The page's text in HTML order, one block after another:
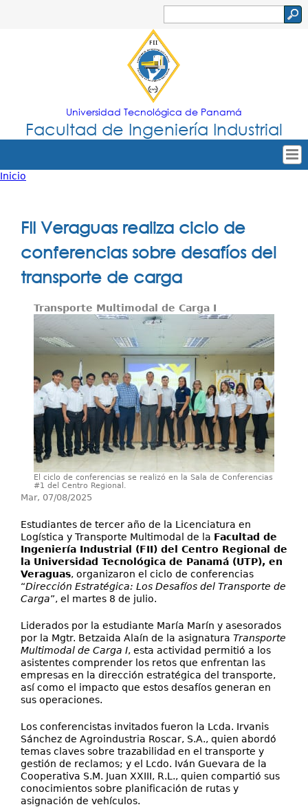
Jump to navigation
de
búsqueda
Universidad Tecnológica de Panamá
Facultad de Ingeniería Industrial
Tropical
Principal
Oferta Académica
Secretarías
Departamentos
Investigación
Servicios
está
Inicio
FII Veraguas realiza ciclo de
conferencias sobre desafíos del
transporte de carga
Transporte Multimodal de Carga I
El ciclo de conferencias se realizó en la Sala de Conferencias
#1 del Centro Regional.
Mar, 07/08/2025
Estudiantes de tercer año de la Licenciatura en
Logística y Transporte Multimodal de la Facultad de
Ingeniería Industrial (FII) del Centro Regional de
la Universidad Tecnológica de Panamá (UTP), en
Veraguas, organizaron el ciclo de conferencias
“Dirección Estratégica: Los Desafíos del Transporte de
Carga”, el martes 8 de julio.
Liderados por la estudiante María Marín y asesorados
por la Mgtr. Betzaida Alaín de la asignatura Transporte
Multimodal de Carga I, esta actividad permitió a los
asistentes comprender los retos que enfrentan las
empresas en la dirección estratégica del transporte,
así como el impacto que estos desafíos generan en
sus operaciones.
Los conferencistas invitados fueron la Lcda. Irvanis
Sánchez de Agroindustria Roscar, S.A., quien abordó
temas claves sobre trazabilidad en el transporte y
gestión de reclamos; y el Lcdo. Iván Guevara de la
Cooperativa S.M. Juan XXIII, R.L., quien compartió sus
conocimientos sobre planificación de rutas y
asignación de vehículos.